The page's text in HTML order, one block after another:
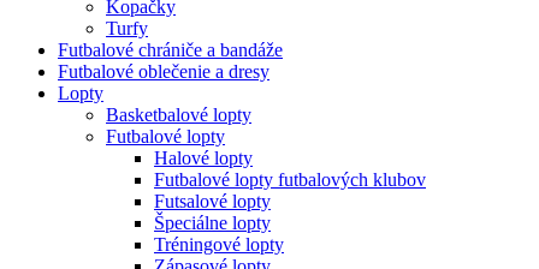
Kopačky
Turfy
Futbalové chrániče a bandáže
Futbalové oblečenie a dresy
Lopty
Basketbalové lopty
Futbalové lopty
Halové lopty
Futbalové lopty futbalových klubov
Futsalové lopty
Špeciálne lopty
Tréningové lopty